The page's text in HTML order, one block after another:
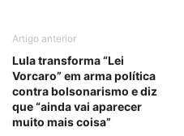
Artigo anterior
Lula transforma “Lei
Vorcaro” em arma política
contra bolsonarismo e diz
que “ainda vai aparecer
muito mais coisa”